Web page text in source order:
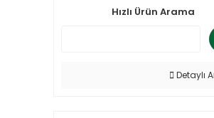
Hızlı Ürün Arama
Detaylı